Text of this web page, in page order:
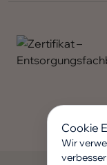
Cookie
Wir